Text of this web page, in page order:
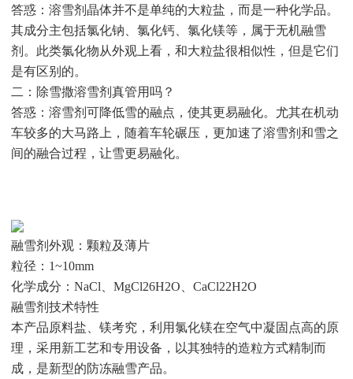
答惑：溶雪剂晶体并不是单纯的大粒盐，而是一种化学品。
其成分主包括氯化钠、氯化钙、氯化镁等，属于无机融雪
剂。此类氯化物从外观上看，和大粒盐很相似性，但是它们
是有区别的。
二：除雪撒溶雪剂真管用吗？
答惑：溶雪剂可降低雪的融点，使其更易融化。尤其在机动
车较多的大马路上，随着车轮碾压，更加速了溶雪剂和雪之
间的融合过程，让雪更易融化。
融雪剂外观：颗粒及薄片
粒径：1~10mm
化学成分：NaCl、MgCl26H2O、CaCl22H2O
融雪剂技术特性
本产品原料盐、镁考究，利用氯化镁在空气中凝固点高的原
理，采用新工艺和专用设备，以其独特的造粒方式精制而
成，是新型的防冻融雪产品。